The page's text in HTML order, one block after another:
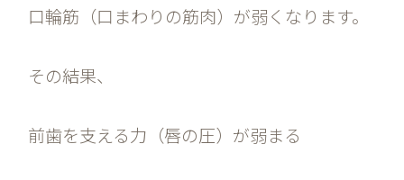
口輪筋（口まわりの筋肉）が弱くなります。
その結果、
前歯を支える力（唇の圧）が弱まる